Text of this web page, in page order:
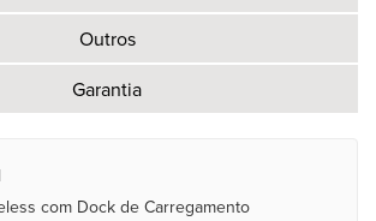
Outros
Garantia
com Dock de Carregamento